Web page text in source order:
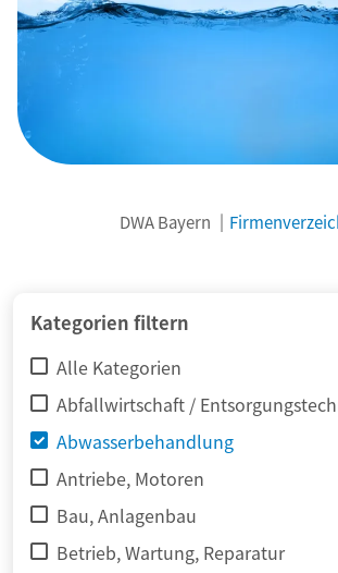
DWA Bayern
Kategorien filtern
Alle Kategorien
Abfallwirtschaft /
Abwasserbehandlung
Antriebe, Motoren
Bau, Anlagenbau
Betrieb, Wartung, Reparatur